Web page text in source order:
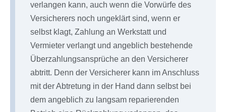
verlangen kann, auch wenn die Vorwürfe des
Versicherers noch ungeklärt sind, wenn er
selbst klagt, Zahlung an Werkstatt und
Vermieter verlangt und angeblich bestehende
Überzahlungsansprüche an den Versicherer
abtritt. Denn der Versicherer kann im Anschluss
mit der Abtretung in der Hand dann selbst bei
dem angeblich zu langsam reparierenden